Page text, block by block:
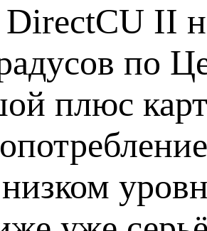
II
по
плюс
низком